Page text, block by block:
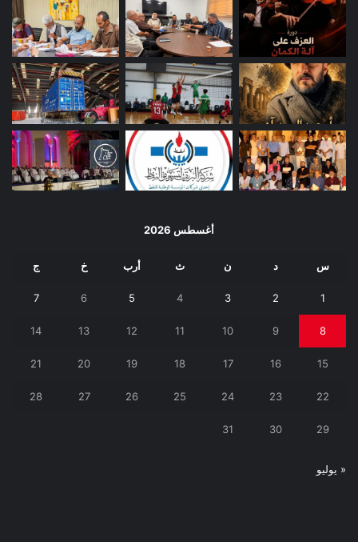
أغسطس 2026
س د ن ث أرب خ ج
1
2
3
4
5
6
7
8
9
10
11
12
13
14
15
16
17
18
19
20
21
22
23
24
25
26
27
28
29
30
31
« يوليو